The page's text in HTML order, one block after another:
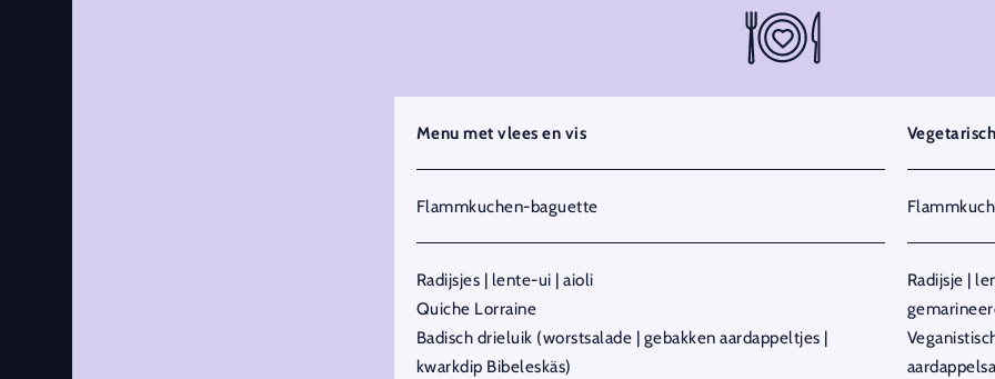
Menu met vlees en vis
Flammkuchen-baguette
Radijsjes | lente-ui | aioli
Quiche Lorraine
Badisch drieluik (worstsalade | gebakken aardappeltjes |
kwarkdip Bibeleskäs)
Radijsje |